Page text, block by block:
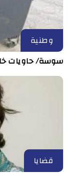
وطنية
سوسة/ حاويات
قضايا